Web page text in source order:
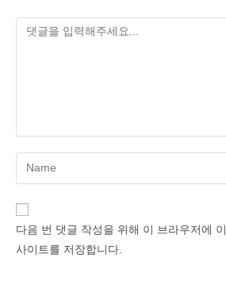
Enter
your
name
다음 번 댓글 작성을 위해 이 브라우저에
사이트를 저장합니다.